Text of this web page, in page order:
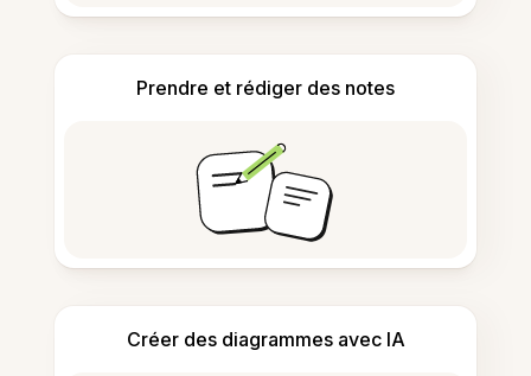
Prendre et rédiger des notes
Créer des diagrammes avec IA